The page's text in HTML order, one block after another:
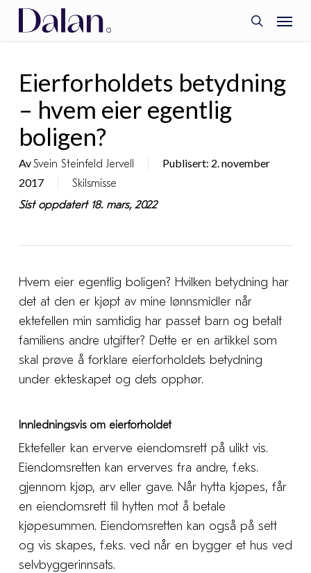
Skip
search
Menu
Eierforholdets betydning
– hvem eier egentlig
boligen?
AvSvein Steinfeld Jervell
Publisert: 2. november
2017
Skilsmisse
Sist oppdatert 18. mars, 2022
Hvem eier egentlig boligen? Hvilken betydning har
det at den er kjøpt av mine lønnsmidler når
ektefellen min samtidig har passet barn og betalt
familiens andre utgifter? Dette er en artikkel som
skal prøve å forklare eierforholdets betydning
under ekteskapet og dets opphør.
Innledningsvis om eierforholdet
Ektefeller kan erverve eiendomsrett på ulikt vis.
Eiendomsretten kan erverves fra andre, f.eks.
gjennom kjøp, arv eller gave. Når hytta kjøpes, får
en eiendomsrett til hytten mot å betale
kjøpesummen. Eiendomsretten kan også på sett
og vis skapes, f.eks. ved når en bygger et hus ved
selvbyggerinnsats.